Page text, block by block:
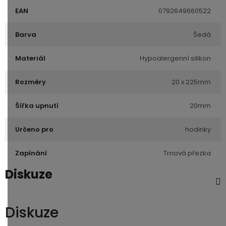
EAN 0792649660522
Barva Šedá
Materiál Hypoalergenní silikon
Rozměry 20 x 225mm
Šířka upnutí 20mm
Určeno pro hodinky
Zapínání Trnová přezka
Diskuze
Diskuze